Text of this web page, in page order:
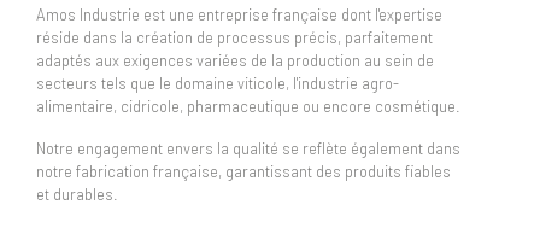
Amos Industrie est une entreprise française dont l'expertise
réside dans la création de processus précis, parfaitement
adaptés aux exigences variées de la production au sein de
secteurs tels que le domaine viticole, l'industrie agro-
alimentaire, cidricole, pharmaceutique ou encore cosmétique.
Notre engagement envers la qualité se reflète également dans
notre fabrication française, garantissant des produits fiables
et durables.